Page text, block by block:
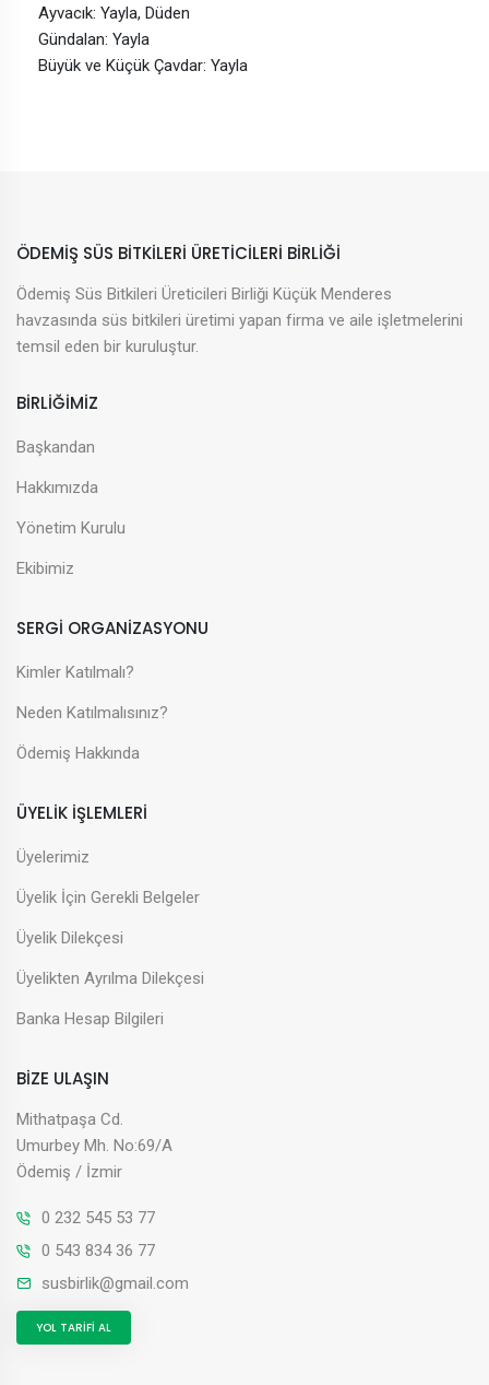
Ayvacık: Yayla, Düden
Gündalan: Yayla
Büyük ve Küçük Çavdar: Yayla
ÖDEMIŞ SÜS BITKILERI ÜRETICILERI BIRLIĞI
Ödemiş Süs Bitkileri Üreticileri Birliği Küçük Menderes
havzasında süs bitkileri üretimi yapan firma ve aile işletmelerini
temsil eden bir kuruluştur.
BİRLİĞİMİZ
Başkandan
Hakkımızda
Yönetim Kurulu
Ekibimiz
SERGİ ORGANİZASYONU
Kimler Katılmalı?
Neden Katılmalısınız?
Ödemiş Hakkında
ÜYELİK İŞLEMLERİ
Üyelerimiz
Üyelik İçin Gerekli Belgeler
Üyelik Dilekçesi
Üyelikten Ayrılma Dilekçesi
Banka Hesap Bilgileri
BİZE ULAŞIN
Mithatpaşa Cd.
Umurbey Mh. No:69/A
Ödemiş / İzmir
0 232 545 53 77
0 543 834 36 77
susbirlik@gmail.com
YOL TARİFİ AL